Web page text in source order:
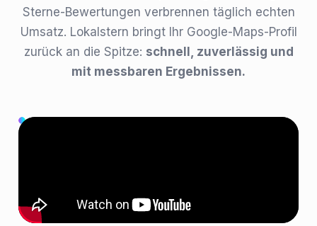
Sterne-Bewertungen verbrennen täglich echten
Umsatz. Lokalstern bringt Ihr Google-Maps-Profil
zurück an die Spitze: schnell, zuverlässig und
mit messbaren Ergebnissen.